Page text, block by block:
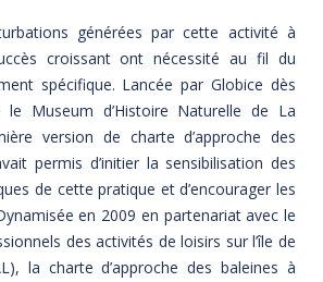
générées par cette activité à
croissant ont nécessité au fil du
spécifique. Lancée par Globice dès
Museum d’Histoire Naturelle de La
version de charte d’approche des
permis d’initier la sensibilisation des
de cette pratique et d’encourager les
en 2009 en partenariat avec le
des activités de loisirs sur l’île de
la charte d’approche des baleines à